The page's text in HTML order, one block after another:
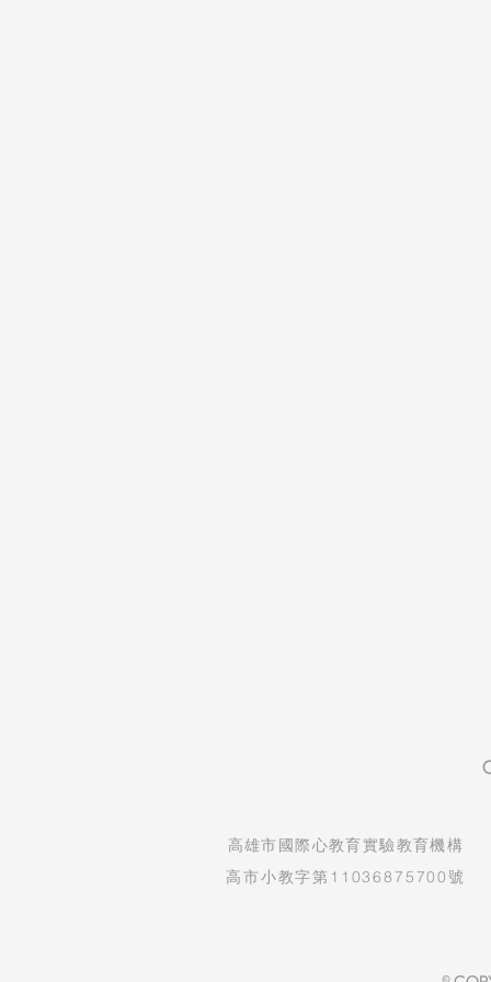
​高雄市國際心教育實驗教育機構
高市小教字第11036875700號